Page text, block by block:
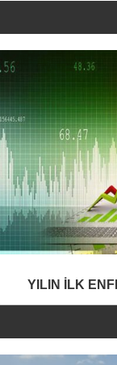
YILIN İLK